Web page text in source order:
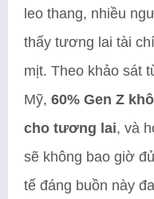
leo thang, nhiều
thấy tương lai tài
mịt. Theo khảo sát
Mỹ, 60% Gen Z
cho tương lai, và
sẽ không bao giờ
tế đáng buồn này